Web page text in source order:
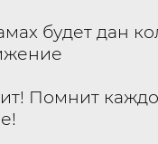
будет дан
Помнит